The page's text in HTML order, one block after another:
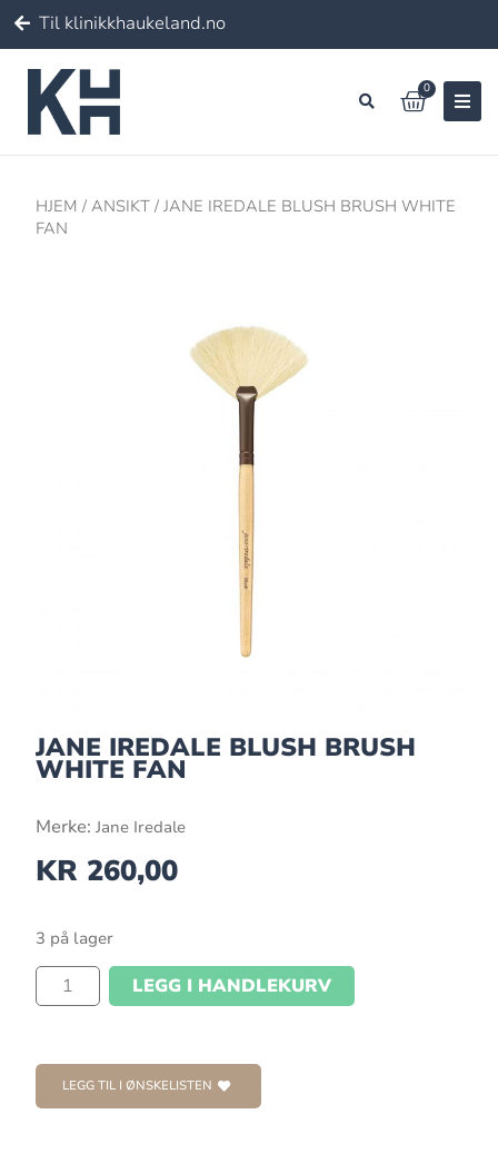
Til klinikkhaukeland.no
0
HJEM /ANSIKT / JANE IREDALE BLUSH BRUSH WHITE
FAN
JANE IREDALE BLUSH BRUSH
WHITE FAN
Merke:Jane Iredale
KR 260,00
3 på lager
LEGG I HANDLEKURV
LEGG TIL I ØNSKELISTEN